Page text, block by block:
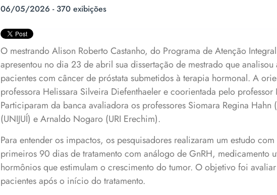
06/05/2026 - 370 exibições
O mestrando Alison Roberto Castanho, do Programa de Atenção
apresentou no dia 23 de abril sua dissertação de mestrado que
pacientes com câncer de próstata submetidos à terapia hormonal. A
professora Helissara Silveira Diefenthaeler e coorientada pelo professor
Participaram da banca avaliadora os professores Siomara Regina Hahn
(UNIJUÍ) e Arnaldo Nogaro (URI Erechim).
Para entender os impactos, os pesquisadores realizaram um estudo
primeiros 90 dias de tratamento com análogo de GnRH, medicamento
hormônios que estimulam o crescimento do tumor. O objetivo foi
pacientes após o início do tratamento.